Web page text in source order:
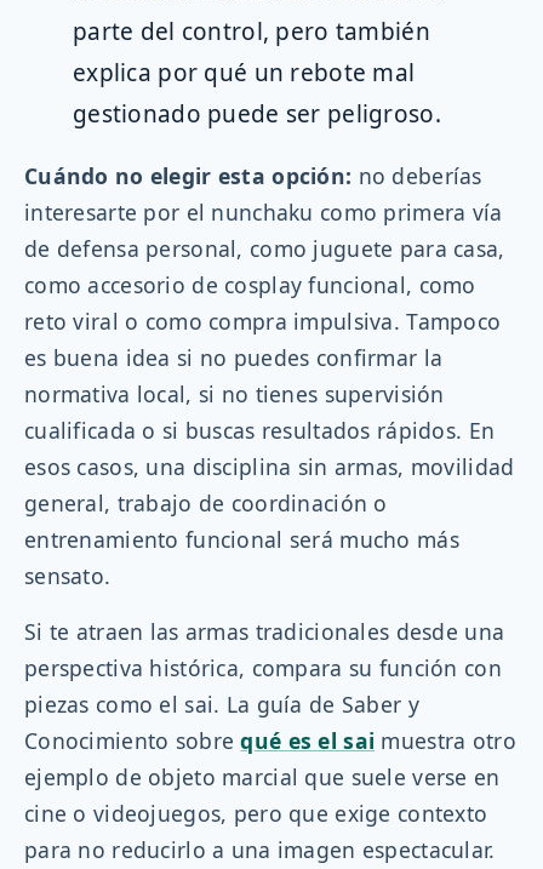
parte del control, pero también
explica por qué un rebote mal
gestionado puede ser peligroso.
Cuándo no elegir esta opción: no deberías
interesarte por el nunchaku como primera vía
de defensa personal, como juguete para casa,
como accesorio de cosplay funcional, como
reto viral o como compra impulsiva. Tampoco
es buena idea si no puedes confirmar la
normativa local, si no tienes supervisión
cualificada o si buscas resultados rápidos. En
esos casos, una disciplina sin armas, movilidad
general, trabajo de coordinación o
entrenamiento funcional será mucho más
sensato.
Si te atraen las armas tradicionales desde una
perspectiva histórica, compara su función con
piezas como el sai. La guía de Saber y
Conocimiento sobrequé es el sai muestra otro
ejemplo de objeto marcial que suele verse en
cine o videojuegos, pero que exige contexto
para no reducirlo a una imagen espectacular.